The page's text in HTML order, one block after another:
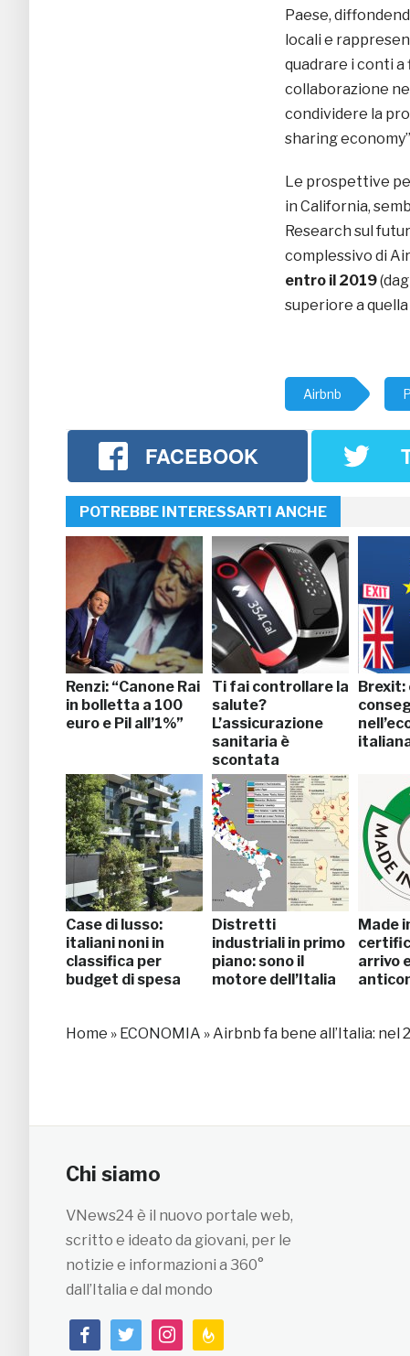
Paese,
locali e
quadrare i conti
collaborazione
condividere la
sharing
Le prospettive
in California,
Research sul
complessivo di
entro il 2019
superiore a quella
Airbnb
FACEBOOK
POTREBBE INTERESSARTI ANCHE
Renzi: “Canone Rai
in bolletta a 100
euro e Pil all’1%”
Ti fai controllare la
salute?
L’assicurazione
sanitaria è
scontata
Brexit:
Case di lusso:
italiani noni in
classifica per
budget di spesa
Distretti
industriali in primo
piano: sono il
motore dell’Italia
Made
arrivo
Home » ECONOMIA »Airbnb fa bene all’Italia: nel
Chi siamo
VNews24 è il nuovo portale web,
scritto e ideato da giovani, per le
notizie e informazioni a 360°
dall’Italia e dal mondo
facebooktwitterinstagramfeedburner